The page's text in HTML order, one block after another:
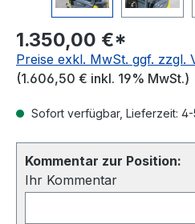
1.350,00 €*
Preise exkl. MwSt. ggf. zzgl.
(1.606,50 € inkl. 19% MwSt.)
Sofort verfügbar, Lieferzeit:
Kommentar zur Position:
Ihr Kommentar